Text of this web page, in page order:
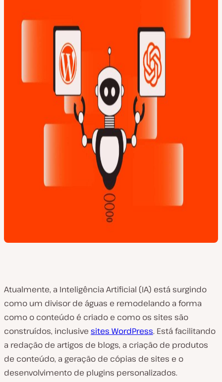
Atualmente, a Inteligência Artificial (IA) está surgindo
como um divisor de águas e remodelando a forma
como o conteúdo é criado e como os sites são
construídos, inclusive sites WordPress. Está facilitando
a redação de artigos de blogs, a criação de produtos
de conteúdo, a geração de cópias de sites e o
desenvolvimento de plugins personalizados.